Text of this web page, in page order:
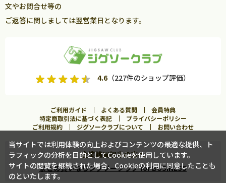
カートに入れる
文やお問合せ等の
ご返答に関しましては翌営業日となります。
4.6（227件のショップ評価）
ご利用ガイド よくある質問
会員特典
特定商取引法に基づく表記
プライバシーポリシー
ご利用規約
ジグソークラブについて お問い合わせ
企業購買担当の方へ
まとめ買いならジグソークラブ for BUSINESS
当サイトでは利用体験の向上およびコンテンツの最適な提供、ト
ラフィックの分析を目的としてCookieを使用しています。
サイトの閲覧を継続された場合、Cookieの利用に同意したことも
のといたします。